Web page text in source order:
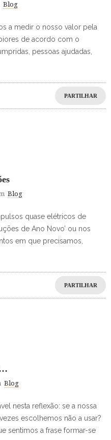
Blog
a medir o nosso valor pela
de acordo com o
pessoas ajudadas,
PARTILHAR
Blog
quase elétricos de
de Ano Novo’ ou nos
em que precisamos,
PARTILHAR
Blog
nesta reflexão: se a nossa
escolhemos não a usar?
sentimos a frase formar-se